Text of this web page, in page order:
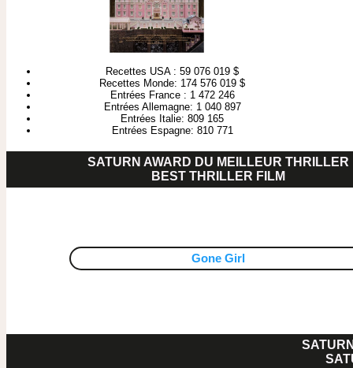
Recettes USA : 59 076 019 $
Recettes Monde: 174 576 019 $
Entrées France : 1 472 246
Entrées Allemagne: 1 040 897
Entrées Italie: 809 165
Entrées Espagne: 810 771
SATURN AWARD DU MEILLEUR THRILLER
BEST THRILLER FILM
Gone Girl